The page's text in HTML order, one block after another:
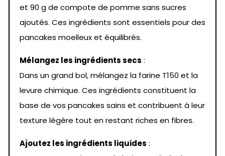
et 90 g de compote de pomme sans sucres
ajoutés. Ces ingrédients sont essentiels pour des
pancakes moelleux et équilibrés.
Mélangez les ingrédients secs :
Dans un grand bol, mélangez la farine T150 et la
levure chimique. Ces ingrédients constituent la
base de vos pancakes sains et contribuent à leur
texture légère tout en restant riches en fibres.
Ajoutez les ingrédients liquides :